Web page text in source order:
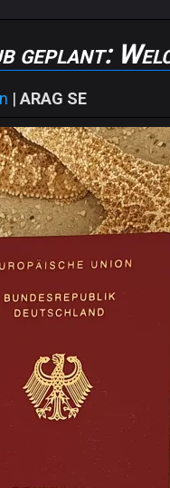
geplant:
| ARAG SE